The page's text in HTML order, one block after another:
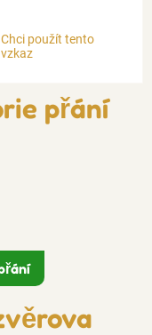
Chci použít tento
vzkaz
přání